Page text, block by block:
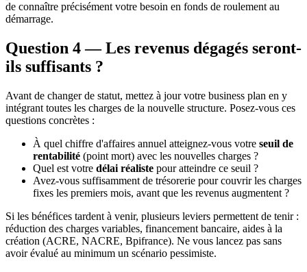
de connaître précisément votre besoin en fonds de roulement au
démarrage.
Question 4 — Les revenus dégagés seront-
ils suffisants ?
Avant de changer de statut, mettez à jour votre business plan en y
intégrant toutes les charges de la nouvelle structure. Posez-vous ces
questions concrètes :
À quel chiffre d'affaires annuel atteignez-vous votre seuil de
rentabilité (point mort) avec les nouvelles charges ?
Quel est votre délai réaliste pour atteindre ce seuil ?
Avez-vous suffisamment de trésorerie pour couvrir les charges
fixes les premiers mois, avant que les revenus augmentent ?
Si les bénéfices tardent à venir, plusieurs leviers permettent de tenir :
réduction des charges variables, financement bancaire, aides à la
création (ACRE, NACRE, Bpifrance). Ne vous lancez pas sans
avoir évalué au minimum un scénario pessimiste.